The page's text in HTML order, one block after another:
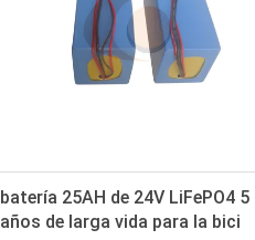
batería 25AH de 24V LiFePO4 5
años de larga vida para la bici